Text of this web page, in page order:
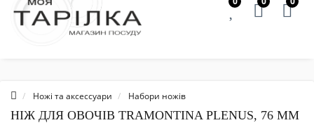
Ножі та аксессуари Набори ножів
НІЖ ДЛЯ ОВОЧІВ TRAMONTINA PLENUS, 76 ММ